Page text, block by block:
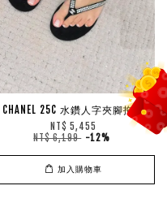
CHANEL 25C 水鑽人字夾腳拖鞋
NT$ 5,455
NT$ 6,199 -12%
加入購物車